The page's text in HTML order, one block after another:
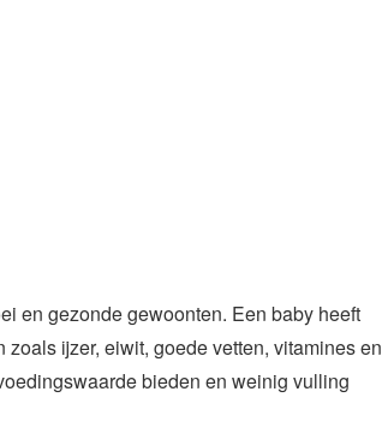
en gezonde gewoonten. Een baby heeft
ijzer, eiwit, goede vetten, vitamines en
bieden en weinig vulling